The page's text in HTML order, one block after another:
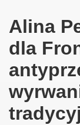
Alina
dla